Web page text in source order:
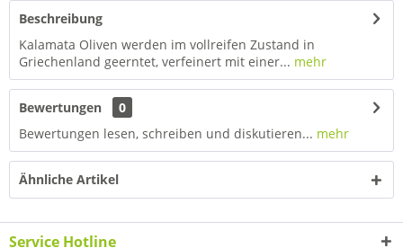
Beschreibung
Kalamata Oliven werden im vollreifen Zustand in
Griechenland geerntet, verfeinert mit einer... mehr
Bewertungen
0
Bewertungen lesen, schreiben und diskutieren... mehr
Ähnliche Artikel
Service Hotline